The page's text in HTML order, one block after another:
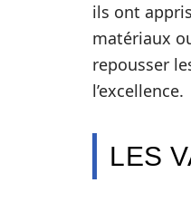
ils ont
matériaux
repousser
l’excellence.
LES